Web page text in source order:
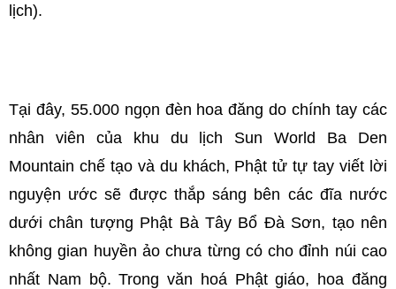
lịch).
Tại đây, 55.000 ngọn đèn hoa đăng do chính tay các
nhân viên của khu du lịch Sun World Ba Den
Mountain chế tạo và du khách, Phật tử tự tay viết lời
nguyện ước sẽ được thắp sáng bên các đĩa nước
dưới chân tượng Phật Bà Tây Bổ Đà Sơn, tạo nên
không gian huyền ảo chưa từng có cho đỉnh núi cao
nhất Nam bộ. Trong văn hoá Phật giáo, hoa đăng